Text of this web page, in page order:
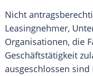
Nicht
Leasingnehmer,
Organisationen, die
Geschäftstätigkeit
ausgeschlossen sind